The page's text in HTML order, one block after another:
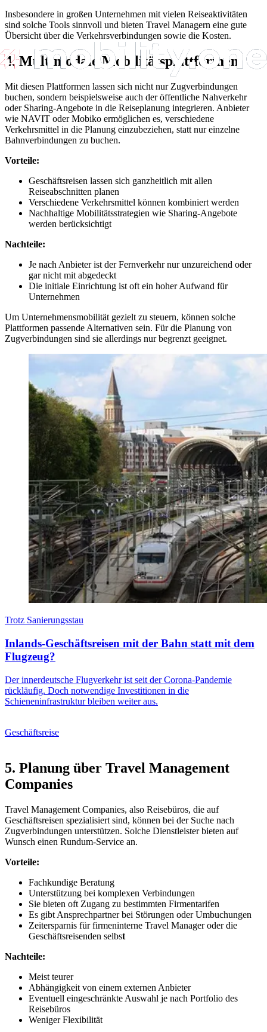
Insbesondere in großen Unternehmen mit vielen Reiseaktivitäten
sind solche Tools sinnvoll und bieten Travel Managern eine gute
Übersicht über die Verkehrsverbindungen sowie die Kosten.
4. Multimodale Mobilitätsplattformen
Mit diesen Plattformen lassen sich nicht nur Zugverbindungen
buchen, sondern beispielsweise auch der öffentliche Nahverkehr
oder Sharing-Angebote in die Reiseplanung integrieren. Anbieter
wie NAVIT oder Mobiko ermöglichen es, verschiedene
Verkehrsmittel in die Planung einzubeziehen, statt nur einzelne
Bahnverbindungen zu buchen.
Vorteile:
Geschäftsreisen lassen sich ganzheitlich mit allen
Reiseabschnitten planen
Verschiedene Verkehrsmittel können kombiniert werden
Nachhaltige Mobilitätsstrategien wie Sharing-Angebote
werden berücksichtigt
Nachteile:
Je nach Anbieter ist der Fernverkehr nur unzureichend oder
gar nicht mit abgedeckt
Die initiale Einrichtung ist oft ein hoher Aufwand für
Unternehmen
Um Unternehmensmobilität gezielt zu steuern, können solche
Plattformen passende Alternativen sein. Für die Planung von
Zugverbindungen sind sie allerdings nur begrenzt geeignet.
Trotz Sanierungsstau
Inlands-Geschäftsreisen mit der Bahn statt mit dem
Flugzeug?
Der innerdeutsche Flugverkehr ist seit der Corona-Pandemie
rückläufig. Doch notwendige Investitionen in die
Schieneninfrastruktur bleiben weiter aus.
Geschäftsreise
5. Planung über Travel Management
Companies
Travel Management Companies, also Reisebüros, die auf
Geschäftsreisen spezialisiert sind, können bei der Suche nach
Zugverbindungen unterstützen. Solche Dienstleister bieten auf
Wunsch einen Rundum-Service an.
Vorteile:
Fachkundige Beratung
Unterstützung bei komplexen Verbindungen
Sie bieten oft Zugang zu bestimmten Firmentarifen
Es gibt Ansprechpartner bei Störungen oder Umbuchungen
Zeitersparnis für firmeninterne Travel Manager oder die
Geschäftsreisenden selbst
Nachteile:
Meist teurer
Abhängigkeit von einem externen Anbieter
Eventuell eingeschränkte Auswahl je nach Portfolio des
Reisebüros
Weniger Flexibilität